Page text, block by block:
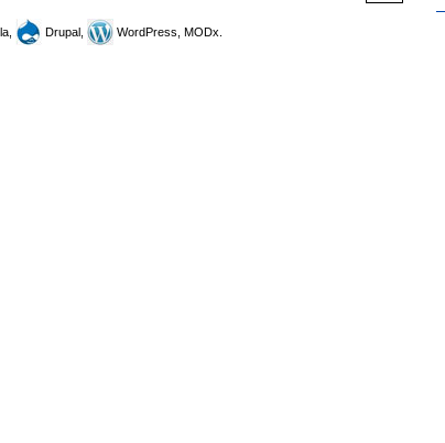
Drupal, WordPress, MODx.